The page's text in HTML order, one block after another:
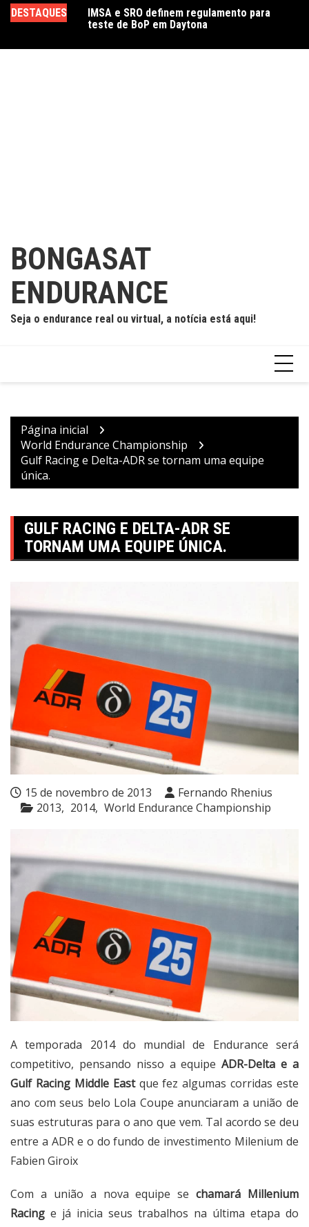
para
conteúdo
DESTAQUES
IMSA e SRO definem regulamento para
teste de BoP em Daytona
Genesis não utilizará Evo Jokers no WEC e
prioriza o desenvolvimento do GMR-001
BONGASAT
ENDURANCE
Seja o endurance real ou virtual, a notícia está aqui!
Página inicial
World Endurance Championship
Gulf Racing e Delta-ADR se tornam uma equipe
única.
GULF RACING E DELTA-ADR SE
TORNAM UMA EQUIPE ÚNICA.
15 de novembro de 2013
Fernando Rhenius
2013
2014 World Endurance Championship
A temporada 2014 do mundial de Endurance será
competitivo, pensando nisso a equipeADR-Delta e a
Gulf Racing Middle East que fez algumas corridas este
ano com seus belo Lola Coupe anunciaram a união de
suas estruturas para o ano que vem. Tal acordo se deu
entre a ADR e o do fundo de investimento Milenium de
Fabien Giroix
Com a união a nova equipe sechamará Millenium
Racing e já inicia seus trabalhos na última etapa do